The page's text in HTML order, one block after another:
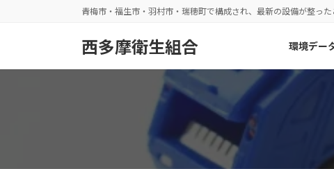
青梅市・福生市・羽村市・瑞穂町で構成され、最新の設備が整っ
西多摩衛生組合 環境デー